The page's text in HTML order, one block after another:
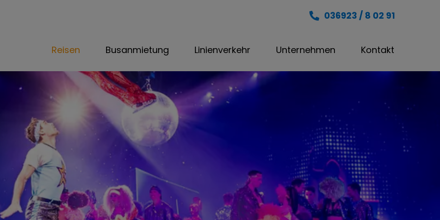
036923 / 8 02 91
Reisen Busanmietung Linienverkehr Unternehmen Kontakt